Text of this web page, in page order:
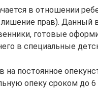
в отношении
лишение прав). Данный
готовые
в специальные
на постоянное
опеку сроком до